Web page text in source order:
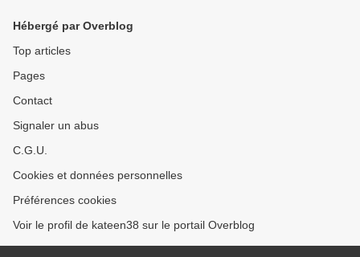
Hébergé par Overblog
Top articles
Pages
Contact
Signaler un abus
C.G.U.
Cookies et données personnelles
Préférences cookies
Voir le profil de kateen38 sur le portail Overblog